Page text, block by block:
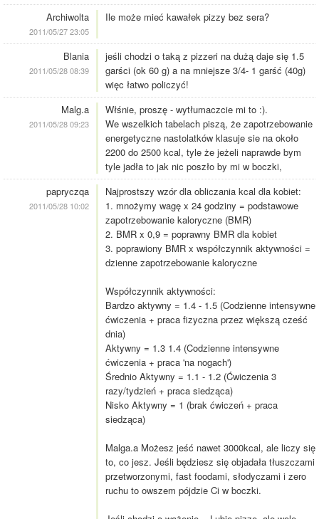
Archiwolta
2011/05/27 23:05
Ile może mieć kawałek pizzy bez sera?
Blania
2011/05/28 08:39
jeśli chodzi o taką z pizzeri na dużą daje się 1.5
garści (ok 60 g) a na mniejsze 3/4- 1 garść (40g)
więc łatwo policzyć!
Malg.a
2011/05/28 09:23
Włśnie, proszę - wytłumaczcie mi to :).
We wszelkich tabelach piszą, że zapotrzebowanie
energetyczne nastolatków klasuje sie na około
2200 do 2500 kcal, tyle że jeżeli naprawde bym
tyle jadła to jak nic poszło by mi w boczki,
papryczqa
2011/05/28 10:02
Najprostszy wzór dla obliczania kcal dla kobiet:
1. mnożymy wagę x 24 godziny = podstawowe
zapotrzebowanie kaloryczne (BMR)
2. BMR x 0,9 = poprawny BMR dla kobiet
3. poprawiony BMR x współczynnik aktywności =
dzienne zapotrzebowanie kaloryczne
Współczynnik aktywności:
Bardzo aktywny = 1.4 - 1.5 (Codzienne intensywne
ćwiczenia + praca fizyczna przez większą cześć
dnia)
Aktywny = 1.3 1.4 (Codzienne intensywne
ćwiczenia + praca 'na nogach')
Średnio Aktywny = 1.1 - 1.2 (Ćwiczenia 3
razy/tydzień + praca siedząca)
Nisko Aktywny = 1 (brak ćwiczeń + praca
siedząca)
Malga.a Możesz jeść nawet 3000kcal, ale liczy się
to, co jesz. Jeśli będziesz się objadała tłuszczami
przetworzonymi, fast foodami, słodyczami i zero
ruchu to owszem pójdzie Ci w boczki.